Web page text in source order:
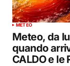
METEO
Meteo, da
quando
CALDO e le